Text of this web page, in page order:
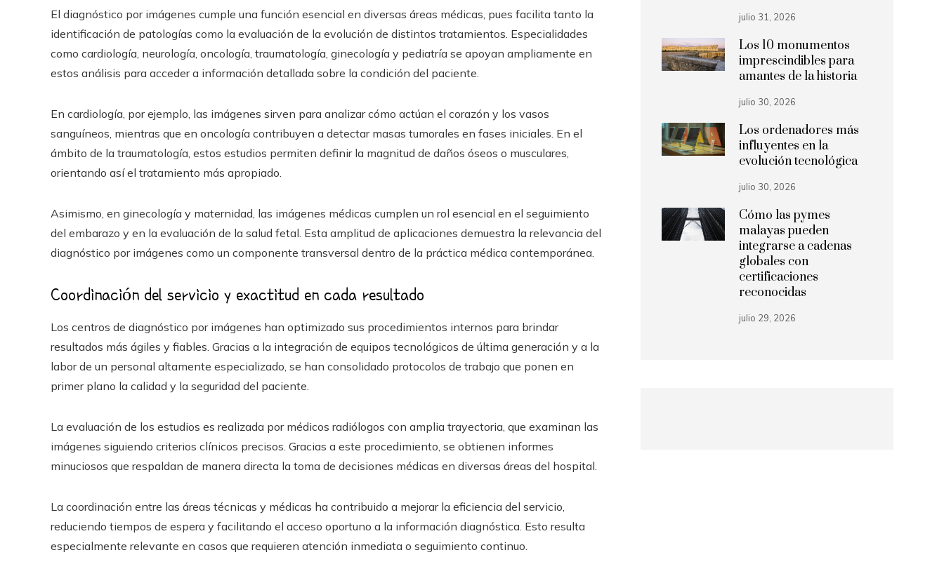
El diagnóstico por imágenes cumple una función esencial en diversas áreas médicas, pues facilita tanto la
identificación de patologías como la evaluación de la evolución de distintos tratamientos. Especialidades
como cardiología, neurología, oncología, traumatología, ginecología y pediatría se apoyan ampliamente en
estos análisis para acceder a información detallada sobre la condición del paciente.
En cardiología, por ejemplo, las imágenes sirven para analizar cómo actúan el corazón y los vasos
sanguíneos, mientras que en oncología contribuyen a detectar masas tumorales en fases iniciales. En el
ámbito de la traumatología, estos estudios permiten definir la magnitud de daños óseos o musculares,
orientando así el tratamiento más apropiado.
Asimismo, en ginecología y maternidad, las imágenes médicas cumplen un rol esencial en el seguimiento
del embarazo y en la evaluación de la salud fetal. Esta amplitud de aplicaciones demuestra la relevancia del
diagnóstico por imágenes como un componente transversal dentro de la práctica médica contemporánea.
Coordinación del servicio y exactitud en cada resultado
Los centros de diagnóstico por imágenes han optimizado sus procedimientos internos para brindar
resultados más ágiles y fiables. Gracias a la integración de equipos tecnológicos de última generación y a la
labor de un personal altamente especializado, se han consolidado protocolos de trabajo que ponen en
primer plano la calidad y la seguridad del paciente.
La evaluación de los estudios es realizada por médicos radiólogos con amplia trayectoria, que examinan las
imágenes siguiendo criterios clínicos precisos. Gracias a este procedimiento, se obtienen informes
minuciosos que respaldan de manera directa la toma de decisiones médicas en diversas áreas del hospital.
La coordinación entre las áreas técnicas y médicas ha contribuido a mejorar la eficiencia del servicio,
reduciendo tiempos de espera y facilitando el acceso oportuno a la información diagnóstica. Esto resulta
especialmente relevante en casos que requieren atención inmediata o seguimiento continuo.
julio 31, 2026
Los 10 monumentos
imprescindibles para
amantes de la historia
julio 30, 2026
Los ordenadores más
influyentes en la
evolución tecnológica
julio 30, 2026
Cómo las pymes
malayas pueden
integrarse a cadenas
globales con
certificaciones
reconocidas
julio 29, 2026